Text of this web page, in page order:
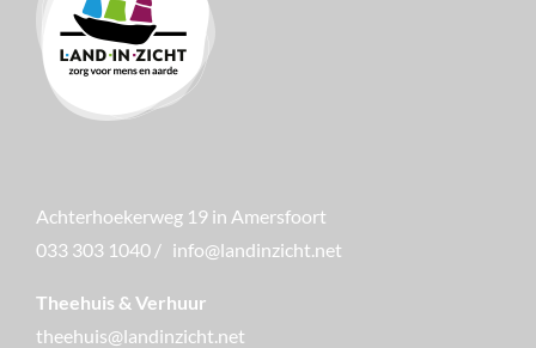
Achterhoekerweg 19 in Amersfoort
033 303 1040 / info@landinzicht.net
Theehuis & Verhuur
theehuis@landinzicht.net